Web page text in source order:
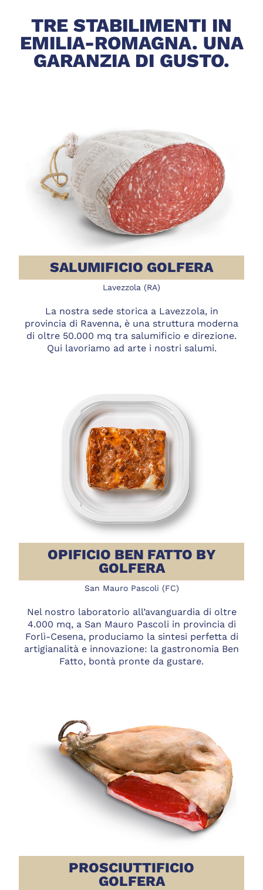
TRE STABILIMENTI IN
EMILIA-ROMAGNA. UNA
GARANZIA DI GUSTO.
SALUMIFICIO GOLFERA
Lavezzola (RA)
La nostra sede storica a Lavezzola, in
provincia di Ravenna, è una struttura moderna
di oltre 50.000 mq tra salumificio e direzione.
Qui lavoriamo ad arte i nostri salumi.
OPIFICIO BEN FATTO BY
GOLFERA
San Mauro Pascoli (FC)
Nel nostro laboratorio all’avanguardia di oltre
4.000 mq, a San Mauro Pascoli in provincia di
Forlì-Cesena, produciamo la sintesi perfetta di
artigianalità e innovazione: la gastronomia Ben
Fatto, bontà pronte da gustare.
PROSCIUTTIFICIO
GOLFERA